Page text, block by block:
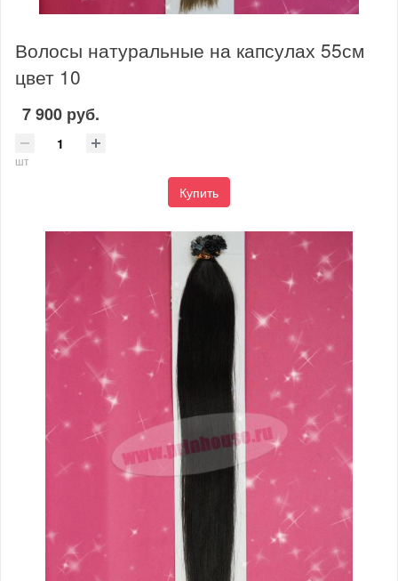
Волосы натуральные на капсулах 55см
цвет 10
7 900 руб.
шт
Купить